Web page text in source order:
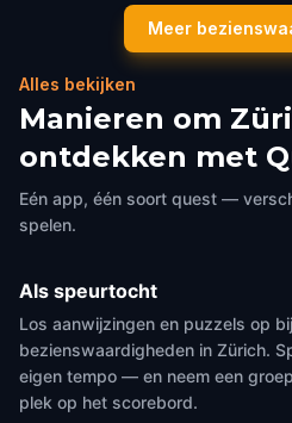
Quai Bridge
Switzerland
Meer
Alles bekijken
Manieren om
ontdekken met
Eén app, één soort quest —
spelen.
Als speurtocht
Los aanwijzingen en puzzels op
bezienswaardigheden in Zürich.
eigen tempo — en neem een
plek op het scorebord.